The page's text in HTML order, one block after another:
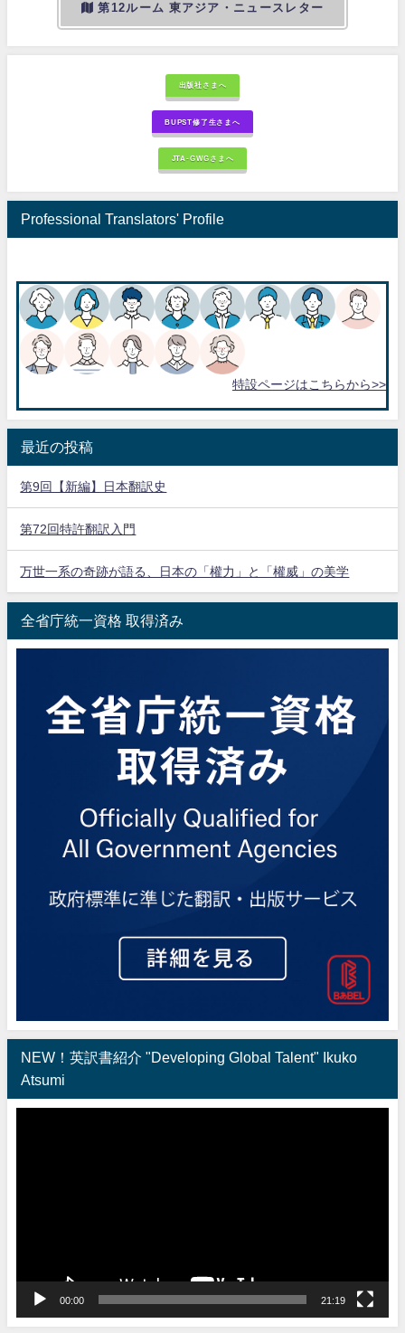
第12ルーム 東アジア・ニュースレター
出版社さまへ
BUPST修了生さまへ
JTA-GWGさまへ
Professional Translators' Profile
特設ページはこちらから>>
最近の投稿
第9回【新編】日本翻訳史
第72回特許翻訳入門
万世一系の奇跡が語る、日本の「權力」と「權威」の美学
全省庁統一資格 取得済み
NEW！英訳書紹介 "Developing Global Talent" Ikuko
Atsumi
00:00 21:19